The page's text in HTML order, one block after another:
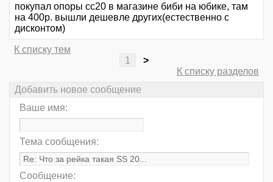
покупал опоры сс20 в магазине биби на юбике, там
на 400р. вышли дешевле других(естественно с
дисконтом)
К списку тем
1
>
К списку разделов
Добавить новое сообщение
Ваше имя:
Тема сообщения:
Сообщение: